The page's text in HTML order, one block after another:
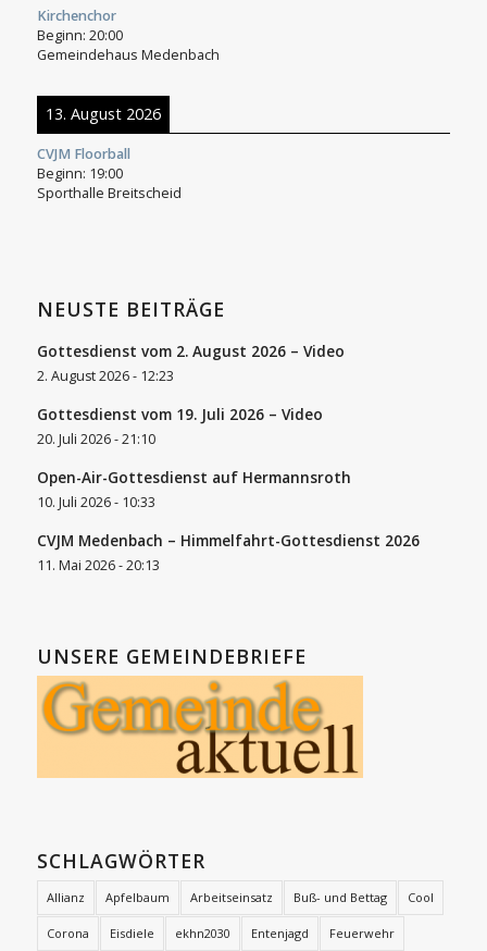
Kirchenchor
Beginn: 20:00
Gemeindehaus Medenbach
13. August 2026
CVJM Floorball
Beginn: 19:00
Sporthalle Breitscheid
NEUSTE BEITRÄGE
Gottesdienst vom 2. August 2026 – Video
2. August 2026 - 12:23
Gottesdienst vom 19. Juli 2026 – Video
20. Juli 2026 - 21:10
Open-Air-Gottesdienst auf Hermannsroth
10. Juli 2026 - 10:33
CVJM Medenbach – Himmelfahrt-Gottesdienst 2026
11. Mai 2026 - 20:13
UNSERE GEMEINDEBRIEFE
SCHLAGWÖRTER
Allianz Apfelbaum Arbeitseinsatz Buß- und Bettag Cool
Corona Eisdiele ekhn2030 Entenjagd Feuerwehr